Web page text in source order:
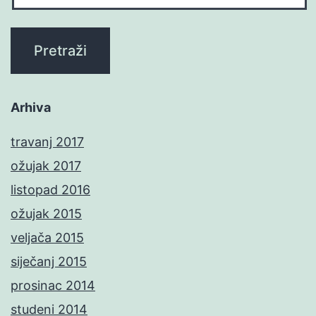
Arhiva
travanj 2017
ožujak 2017
listopad 2016
ožujak 2015
veljača 2015
siječanj 2015
prosinac 2014
studeni 2014